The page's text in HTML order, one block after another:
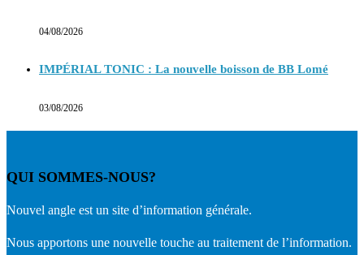
04/08/2026
IMPÉRIAL TONIC : La nouvelle boisson de BB Lomé
03/08/2026
QUI SOMMES-NOUS?
Nouvel angle est un site d’information générale.
Nous apportons une nouvelle touche au traitement de l’information.